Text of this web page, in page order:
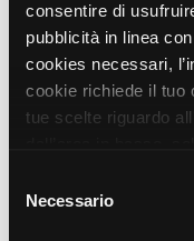
consentire di
pubblicità in linea
cookies necessari,
cookie richiede il tuo
tue scelte riguardo
prosegui” o
sul pulsante
delNecessario